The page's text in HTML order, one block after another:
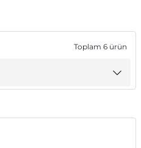
Köpek Ödül MamalarıToplam 6 ürün